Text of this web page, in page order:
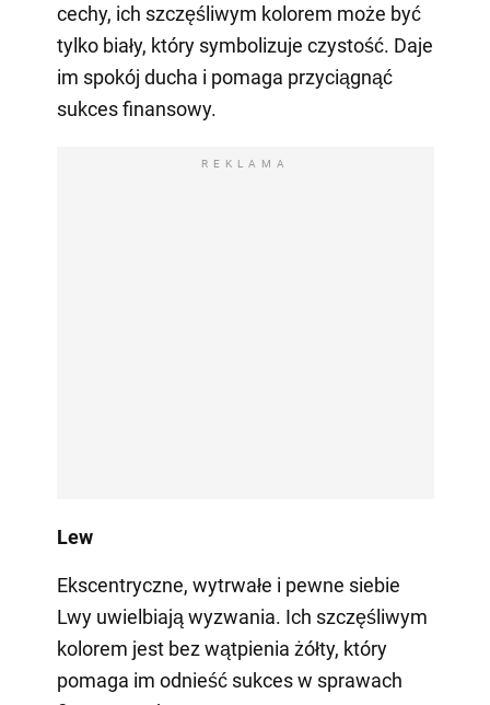
cechy, ich szczęśliwym kolorem może być
tylko biały, który symbolizuje czystość. Daje
im spokój ducha i pomaga przyciągnąć
sukces finansowy.
REKLAMA
Lew
Ekscentryczne, wytrwałe i pewne siebie
Lwy uwielbiają wyzwania. Ich szczęśliwym
kolorem jest bez wątpienia żółty, który
pomaga im odnieść sukces w sprawach